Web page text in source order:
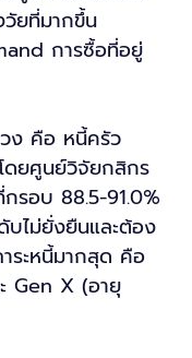
วัยที่มากขึ้น
การซื้อที่อยู่
วง คือ หนี้ครัว
ดยศูนย์วิจัยกสิกร
รอบ 88.5-91.0%
ไม่ยั่งยืนและต้อง
ระหนี้มากสุด คือ
Gen X (อายุ